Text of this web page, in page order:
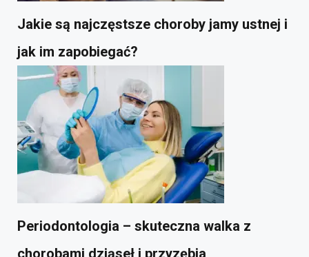
Jakie są najczęstsze choroby jamy ustnej i
jak im zapobiegać?
Periodontologia – skuteczna walka z
chorobami dziąseł i przyzębia